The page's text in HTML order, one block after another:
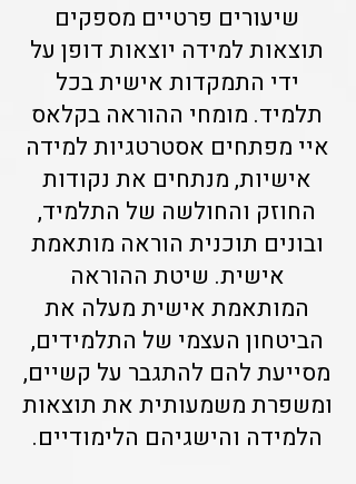
שיעורים פרטיים מספקים
תוצאות למידה יוצאות דופן על
ידי התמקדות אישית בכל
תלמיד. מומחי ההוראה בקלאס
איי מפתחים אסטרטגיות למידה
אישיות, מנתחים את נקודות
החוזק והחולשה של התלמיד,
ובונים תוכנית הוראה מותאמת
אישית. שיטת ההוראה
המותאמת אישית מעלה את
הביטחון העצמי של התלמידים,
מסייעת להם להתגבר על קשיים,
ומשפרת משמעותית את תוצאות
הלמידה והישגיהם הלימודיים.